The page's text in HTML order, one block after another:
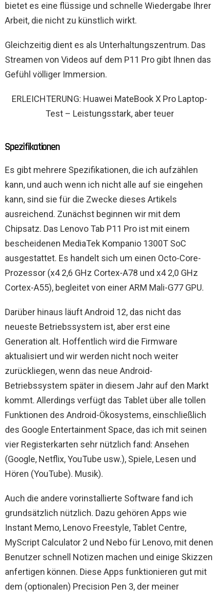
bietet es eine flüssige und schnelle Wiedergabe Ihrer
Arbeit, die nicht zu künstlich wirkt.
Gleichzeitig dient es als Unterhaltungszentrum. Das
Streamen von Videos auf dem P11 Pro gibt Ihnen das
Gefühl völliger Immersion.
ERLEICHTERUNG: Huawei MateBook X Pro Laptop-
Test – Leistungsstark, aber teuer
Spezifikationen
Es gibt mehrere Spezifikationen, die ich aufzählen
kann, und auch wenn ich nicht alle auf sie eingehen
kann, sind sie für die Zwecke dieses Artikels
ausreichend. Zunächst beginnen wir mit dem
Chipsatz. Das Lenovo Tab P11 Pro ist mit einem
bescheidenen MediaTek Kompanio 1300T SoC
ausgestattet. Es handelt sich um einen Octo-Core-
Prozessor (x4 2,6 GHz Cortex-A78 und x4 2,0 ​​GHz
Cortex-A55), begleitet von einer ARM Mali-G77 GPU.
Darüber hinaus läuft Android 12, das nicht das
neueste Betriebssystem ist, aber erst eine
Generation alt. Hoffentlich wird die Firmware
aktualisiert und wir werden nicht noch weiter
zurückliegen, wenn das neue Android-
Betriebssystem später in diesem Jahr auf den Markt
kommt. Allerdings verfügt das Tablet über alle tollen
Funktionen des Android-Ökosystems, einschließlich
des Google Entertainment Space, das ich mit seinen
vier Registerkarten sehr nützlich fand: Ansehen
(Google, Netflix, YouTube usw.), Spiele, Lesen und
Hören (YouTube). Musik).
Auch die andere vorinstallierte Software fand ich
grundsätzlich nützlich. Dazu gehören Apps wie
Instant Memo, Lenovo Freestyle, Tablet Centre,
MyScript Calculator 2 und Nebo für Lenovo, mit denen
Benutzer schnell Notizen machen und einige Skizzen
anfertigen können. Diese Apps funktionieren gut mit
dem (optionalen) Precision Pen 3, der meiner